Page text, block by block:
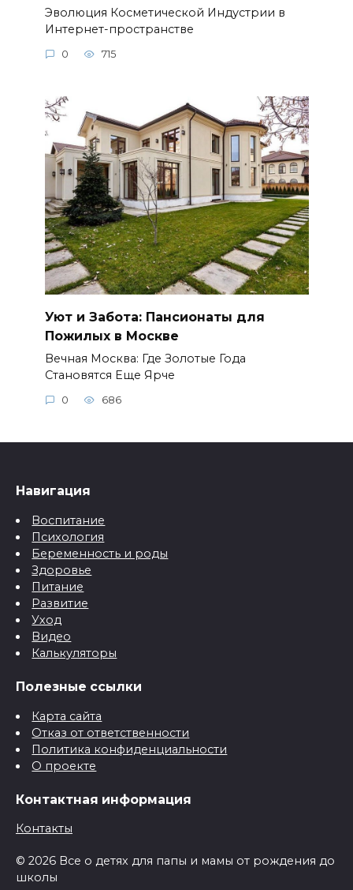
Эволюция Косметической Индустрии в
Интернет-пространстве
0 715
Уют и Забота: Пансионаты для
Пожилых в Москве
Вечная Москва: Где Золотые Года
Становятся Еще Ярче
0 686
Навигация
Воспитание
Психология
Беременность и роды
Здоровье
Питание
Развитие
Уход
Видео
Калькуляторы
Полезные ссылки
Карта сайта
Отказ от ответственности
Политика конфиденциальности
О проекте
Контактная информация
Контакты
© 2026 Все о детях для папы и мамы от рождения до
школы